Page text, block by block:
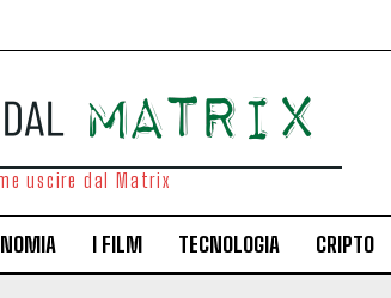
uscire dal Matrix
I FILM TECNOLOGIA CRIPTO